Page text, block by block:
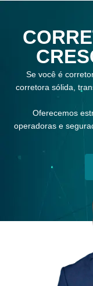
Se você é
corretora sólida,
Oferecemos
operadoras e